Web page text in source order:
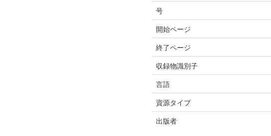
号
開始ページ
終了ページ
収録物識別子
言語
資源タイプ
出版者